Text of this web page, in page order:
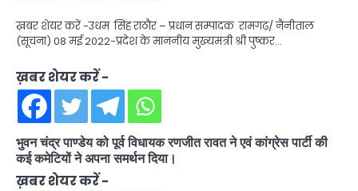
ख़बर शेयर करें -उधम सिंह राठौर – प्रधान सम्पादक रामगढ़/ नैनीताल
(सूचना) 08 मई 2022-प्रदेश के माननीय मुख्यमंत्री श्री पुष्कर…
ख़बर शेयर करें -
भुवन चंद्र पाण्डेय को पूर्व विधायक रणजीत रावत ने एवं कांग्रेस पार्टी की
कई कमेटियों ने अपना समर्थन दिया।
ख़बर शेयर करें -